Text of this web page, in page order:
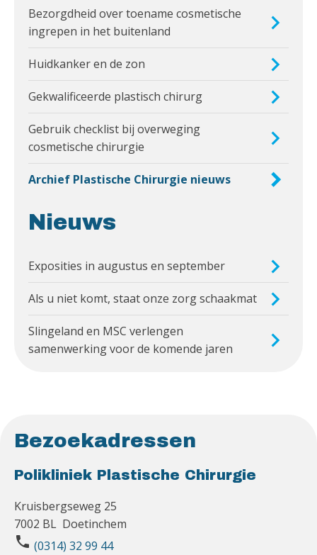
Bezorgdheid over toename cosmetische
ingrepen in het buitenland
Huidkanker en de zon
Gekwalificeerde plastisch chirurg
Gebruik checklist bij overweging
cosmetische chirurgie
Archief Plastische Chirurgie nieuws
Nieuws
Exposities in augustus en september
Als u niet komt, staat onze zorg schaakmat
Slingeland en MSC verlengen
samenwerking voor de komende jaren
Bezoekadressen
Polikliniek Plastische Chirurgie
Kruisbergseweg 25
7002 BL Doetinchem
phone (0314) 32 99 44